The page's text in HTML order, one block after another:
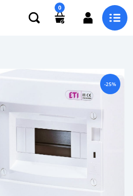
0
-25%